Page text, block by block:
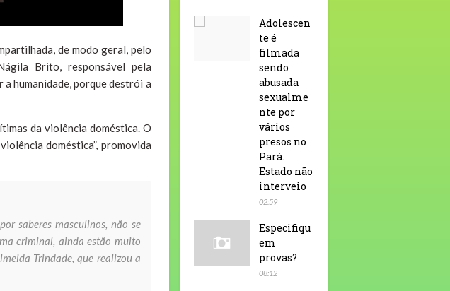
de modo geral, pelo
Brito, responsável pela
humanidade, porque destrói a
da violência doméstica. O
doméstica”, promovida
saberes masculinos, não se
criminal, ainda estão muito
Trindade, que realizou a
Adolescen
te é
filmada
sendo
abusada
sexualme
nte por
vários
presos no
Pará.
Estado não
interveio
02:59
Especifiqu
em
provas?
08:12